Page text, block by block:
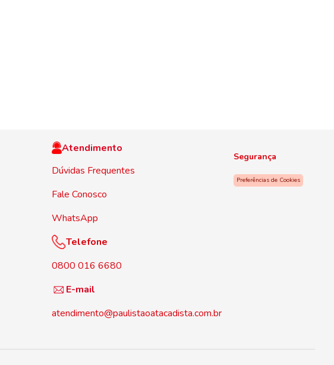
Atendimento
Dúvidas Frequentes
Fale Conosco
WhatsApp
Telefone
0800 016 6680
E-mail
atendimento@paulistaoatacadista.com.br
Segurança
Preferências de Cookies